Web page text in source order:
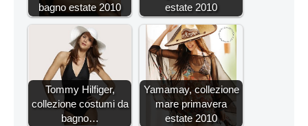
bagno estate 2010
estate 2010
Tommy Hilfiger,
collezione costumi da
bagno…
Yamamay, collezione
mare primavera
estate 2010